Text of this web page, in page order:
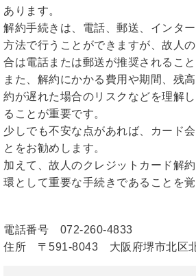
あります。
解約手続きは、電話、郵送、インタ
方法で行うことができますが、故人
合は電話または郵送が推奨されること
また、解約にかかる費用や期間、残
約が遅れた場合のリスクなどを理解
ることが重要です。
少しでも不安な点があれば、カード
とをお勧めします。
加えて、故人のクレジットカード解
環として重要な手続きであることを
電話番号 072-260-4833
住所 〒591-8043 大阪府堺市北区